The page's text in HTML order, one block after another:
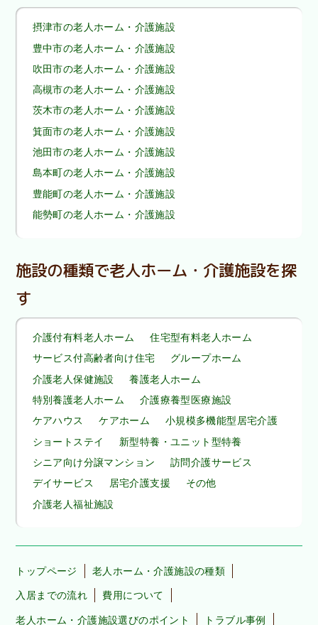
摂津市の老人ホーム・介護施設
豊中市の老人ホーム・介護施設
吹田市の老人ホーム・介護施設
高槻市の老人ホーム・介護施設
茨木市の老人ホーム・介護施設
箕面市の老人ホーム・介護施設
池田市の老人ホーム・介護施設
島本町の老人ホーム・介護施設
豊能町の老人ホーム・介護施設
能勢町の老人ホーム・介護施設
施設の種類で老人ホーム・介護施設を探
す
介護付有料老人ホーム
住宅型有料老人ホーム
サービス付高齢者向け住宅
グループホーム
介護老人保健施設
養護老人ホーム
特別養護老人ホーム
介護療養型医療施設
ケアハウス
ケアホーム
小規模多機能型居宅介護
ショートステイ
新型特養・ユニット型特養
シニア向け分譲マンション
訪問介護サービス
デイサービス
居宅介護支援
その他
介護老人福祉施設
トップページ 老人ホーム・介護施設の種類
入居までの流れ 費用について
老人ホーム・介護施設選びのポイント トラブル事例